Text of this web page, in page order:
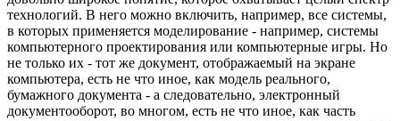
технологий. В него можно включить, например, все системы,
в которых применяется моделирование - например, системы
компьютерного проектирования или компьютерные игры. Но
не только их - тот же документ, отображаемый на экране
компьютера, есть не что иное, как модель реального,
бумажного документа - а следовательно, электронный
документооборот, во многом, есть не что иное, как часть